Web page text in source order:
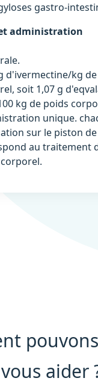
gastro-
administration
d'ivermectine/kg
soit 1,07 g
kg de poids
unique.
sur le piston
au traitement
pouvons
vous aider